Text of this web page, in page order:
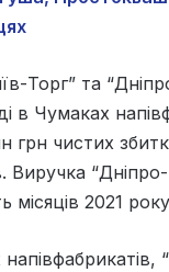
Торг” та
в Чумаках
грн чистих
Виручка
місяців 2021